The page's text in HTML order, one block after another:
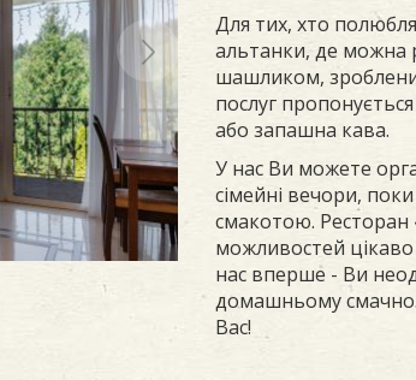
Для тих, хто
альтанки, де можна
шашликом,
послуг
або запашна кава.
У нас Ви можете
сімейні вечори,
смакотою. Ресторан
можливостей
нас вперше - Ви
домашньому смачно.
Вас!